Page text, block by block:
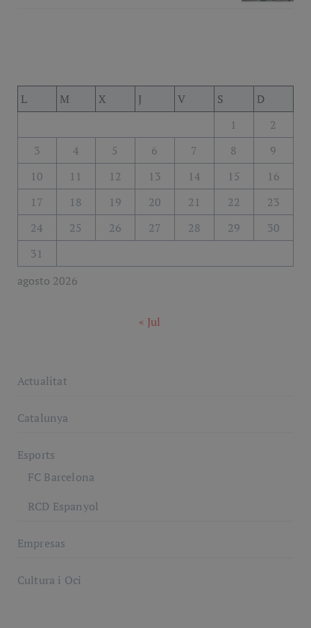
agosto 2026
L M X J V S
D
1
2
3
4 5 6 7 8
9
10
11 12 13 14 15
16
17
18 19 20 21 22
23
24
25 26 27 28 29
30
31
« Jul
Actualitat
Catalunya
Esports
FC Barcelona
RCD Espanyol
Empresas
Cultura i Oci